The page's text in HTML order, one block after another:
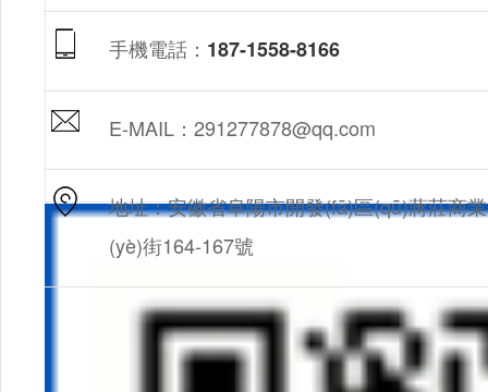
手機電話： 187-1558-8166
E-MAIL：291277878@qq.com
地址：安徽省阜陽市開發(fā)區(qū)蔣莊商業
(yè)街164-167號